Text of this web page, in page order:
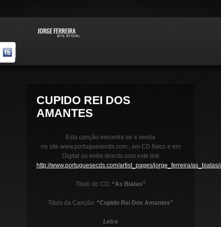
CUPIDO REI DOS
AMANTES
Esta canção encontra-se a venda
no site www.portuguesecds.com , em CD físico e em
Digital ou entre directo com este link
http://www.portuguesecds.com/artist_pages/jorge_ferreira/
Titulo do CD: “As Biatas”
Titulo da Canção: “Cupido Rei Dos Amantes”
Letra